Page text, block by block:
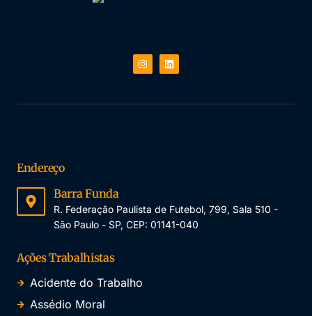
Endereço
Barra Funda
R. Federação Paulista de Futebol, 799, Sala 510 -
São Paulo - SP, CEP: 01141-040
Ações Trabalhistas
Acidente do Trabalho
Assédio Moral